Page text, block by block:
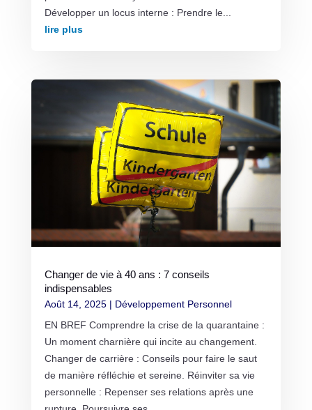
Développer un locus interne : Prendre le...
lire plus
Changer de vie à 40 ans : 7 conseils
indispensables
Août 14, 2025| Développement Personnel
EN BREF Comprendre la crise de la quarantaine :
Un moment charnière qui incite au changement.
Changer de carrière : Conseils pour faire le saut
de manière réfléchie et sereine. Réinviter sa vie
personnelle : Repenser ses relations après une